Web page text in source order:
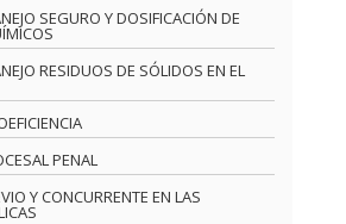
SEGURO Y DOSIFICACIÓN DE
RESIDUOS DE SÓLIDOS EN EL
PENAL
Y CONCURRENTE EN LAS